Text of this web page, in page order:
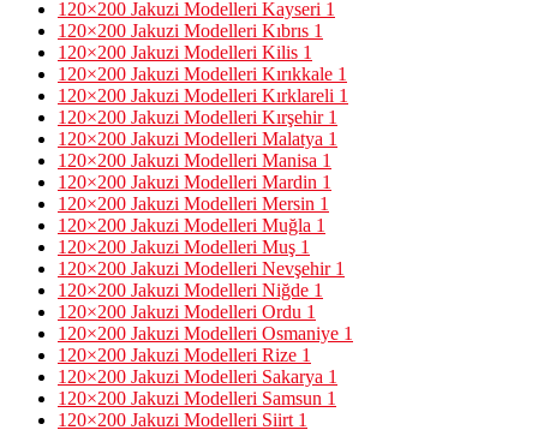
120×200 Jakuzi Modelleri Kayseri 1
120×200 Jakuzi Modelleri Kıbrıs 1
120×200 Jakuzi Modelleri Kilis 1
120×200 Jakuzi Modelleri Kırıkkale 1
120×200 Jakuzi Modelleri Kırklareli 1
120×200 Jakuzi Modelleri Kırşehir 1
120×200 Jakuzi Modelleri Malatya 1
120×200 Jakuzi Modelleri Manisa 1
120×200 Jakuzi Modelleri Mardin 1
120×200 Jakuzi Modelleri Mersin 1
120×200 Jakuzi Modelleri Muğla 1
120×200 Jakuzi Modelleri Muş 1
120×200 Jakuzi Modelleri Nevşehir 1
120×200 Jakuzi Modelleri Niğde 1
120×200 Jakuzi Modelleri Ordu 1
120×200 Jakuzi Modelleri Osmaniye 1
120×200 Jakuzi Modelleri Rize 1
120×200 Jakuzi Modelleri Sakarya 1
120×200 Jakuzi Modelleri Samsun 1
120×200 Jakuzi Modelleri Siirt 1